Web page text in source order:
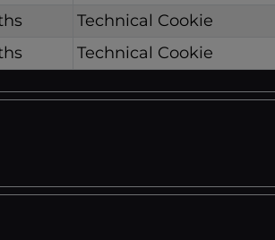
Technical Cookie
Technical Cookie